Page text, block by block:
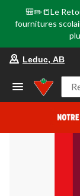
🎒✏️📒Le
fournitures
Leduc, AB